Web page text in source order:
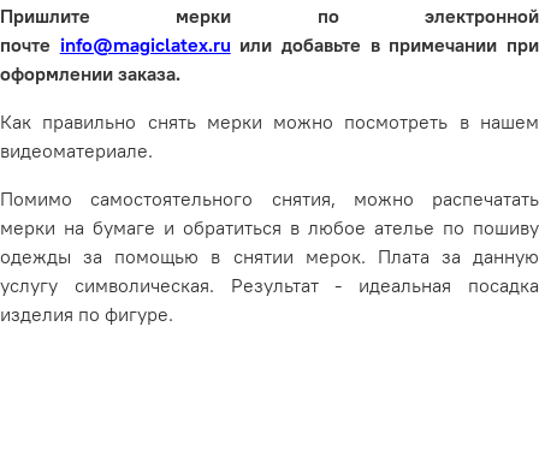
Пришлите мерки по электронной
почте info@magiclatex.ru или добавьте в примечании при
оформлении заказа.
Как правильно снять мерки можно посмотреть в нашем
видеоматериале.
Помимо самостоятельного снятия, можно распечатать
мерки на бумаге и обратиться в любое ателье по пошиву
одежды за помощью в снятии мерок. Плата за данную
услугу символическая. Результат - идеальная посадка
изделия по фигуре.